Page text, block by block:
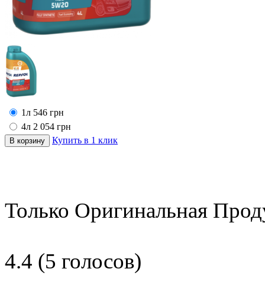
1л 546 грн
4л 2 054 грн
Купить в 1 клик
Только Оригинальная
4.4 (5 голосов)